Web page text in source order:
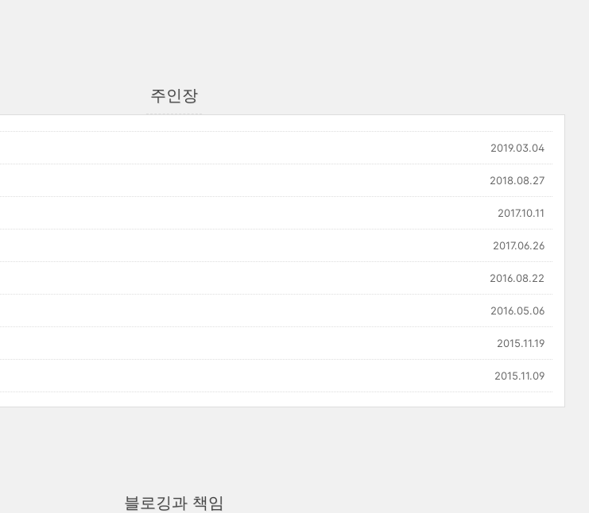
주인장
2019.03.04
2018.08.27
2017.10.11
2017.06.26
2016.08.22
2016.05.06
2015.11.19
2015.11.09
블로깅과 책임